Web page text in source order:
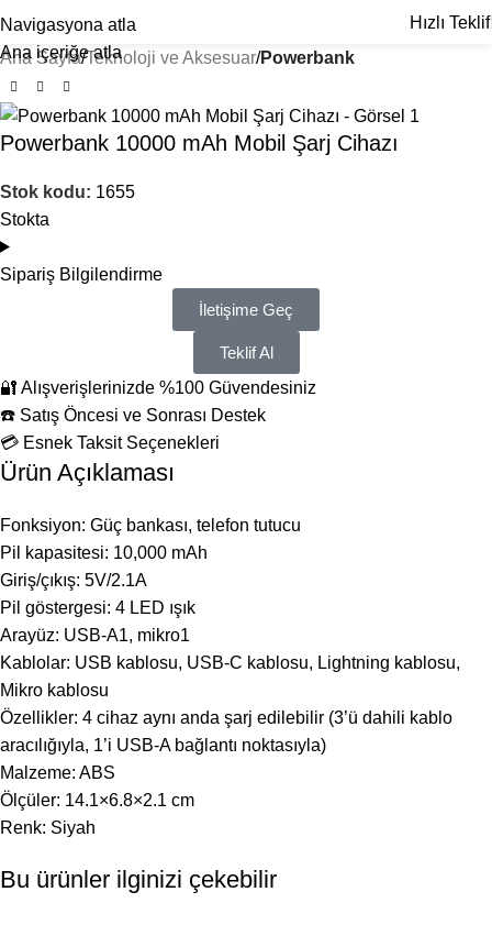
Navigasyona atla
Ana içeriğe atla
Hızlı Teklif
Ana Sayfa Teknoloji ve Aksesuar Powerbank
Powerbank 10000 mAh Mobil Şarj Cihazı
Stok kodu: 1655
Stokta
Sipariş Bilgilendirme
İletişime Geç
Teklif Al
🔐 Alışverişlerinizde %100 Güvendesiniz
☎️ Satış Öncesi ve Sonrası Destek
💳 Esnek Taksit Seçenekleri
Ürün Açıklaması
Fonksiyon: Güç bankası, telefon tutucu
Pil kapasitesi: 10,000 mAh
Giriş/çıkış: 5V/2.1A
Pil göstergesi: 4 LED ışık
Arayüz: USB-A1, mikro1
Kablolar: USB kablosu, USB-C kablosu, Lightning kablosu,
Mikro kablosu
Özellikler: 4 cihaz aynı anda şarj edilebilir (3’ü dahili kablo
aracılığıyla, 1’i USB-A bağlantı noktasıyla)
Malzeme: ABS
Ölçüler: 14.1×6.8×2.1 cm
Renk: Siyah
Bu ürünler ilginizi çekebilir